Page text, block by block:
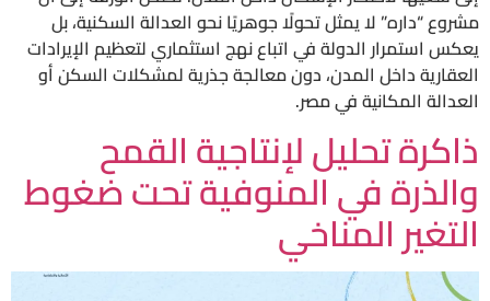
مشروع “داره” لا يمثل تحولًا جوهريًا نحو العدالة السكنية، بل
يعكس استمرار الدولة في اتباع نهج استثماري لتعظيم الإيرادات
العقارية داخل المدن، دون معالجة جذرية لمشكلات السكن أو
العدالة المكانية في مصر.
ذاكرة تحليل لإنتاجية القمح
والذرة في المنوفية تحت ضغوط
التغير المناخي